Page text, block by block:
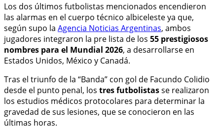
Los dos últimos futbolistas mencionados encendieron
las alarmas en el cuerpo técnico albiceleste ya que,
según supo la Agencia Noticias Argentinas, ambos
jugadores integraron la pre lista de los 55 prestigiosos
nombres para el Mundial 2026, a desarrollarse en
Estados Unidos, México y Canadá.
Tras el triunfo de la “Banda” con gol de Facundo Colidio
desde el punto penal, los tres futbolistasse realizaron
los estudios médicos protocolares para determinar la
gravedad de sus lesiones, que se conocieron en las
últimas horas.